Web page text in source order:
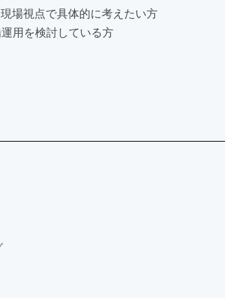
場視点で具体的に考えたい方
用を検討している方